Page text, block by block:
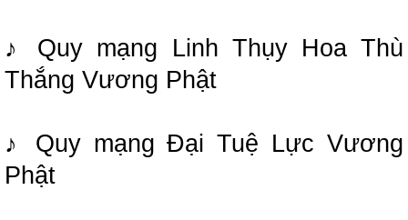
♪ Quy mạng Linh Thụy Hoa Thù
Thắng Vương Phật
♪ Quy mạng Đại Tuệ Lực Vương
Phật